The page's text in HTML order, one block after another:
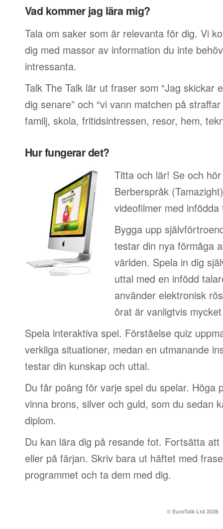
Vad kommer jag lära mig?
Tala om saker som är relevanta för dig. Vi
dig med massor av information du inte
intressanta.
Talk The Talk lär ut fraser som “Jag skickar
dig senare” och “vi vann matchen på
familj, skola, fritidsintressen, resor, hem,
Hur fungerar det?
Titta och lär! Se och
Berberspråk
videofilmer med infödda
Bygga upp
testar din nya förmåga
världen. Spela in dig
uttal med en infödd
använder elektronisk
örat är vanligtvis
Spela interaktiva spel. Förståelse quiz
verkliga situationer, medan en utmanande
testar din kunskap och uttal.
Du får poäng för varje spel du spelar. Höga
vinna brons, silver och guld, som du sedan
diplom.
Du kan lära dig på resande fot. Fortsätta
eller på färjan. Skriv bara ut häftet med
programmet och ta dem med dig.
© EuroTalk Ltd 2026